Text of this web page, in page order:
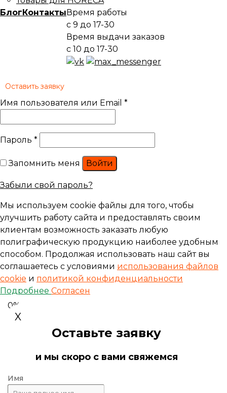
БлогКонтактыВремя работы
с 9 до 17-30
Время выдачи заказов
с 10 до 17-30
Оставить заявку
Имя пользователя или Email *
Пароль *
Запомнить меня Войти
Забыли свой пароль?
Мы используем cookie файлы для того, чтобы
улучшить работу сайта и предоставлять своим
клиентам возможность заказать любую
полиграфическую продукцию наиболее удобным
способом. Продолжая использовать наш сайт вы
соглашаетесь с условиями использования файлов
cookie и политикой конфиденциальности
Подробнее Согласен
0%
X
Оставьте заявку
и мы скоро с вами свяжемся
Имя